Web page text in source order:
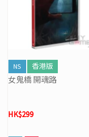
NS 香港版
女鬼橋 開魂路
HK$299